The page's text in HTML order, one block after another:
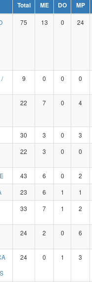
Inovações e Comunicações
Regional
e dos Direitos Humanos
Total ME DO MP
75 13 0 24
/
9 0 0 0
22 7 0 4
30 3 0 3
22 3 0 0
43 6 0 2
23 6 1 1
33 7 1 2
24 2 0 6
24 0 1 3